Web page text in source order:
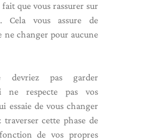
que vous rassurer sur
Cela vous assure de
ne changer pour aucune
devriez pas garder
ne respecte pas vos
essaie de vous changer
traverser cette phase de
de vos propres